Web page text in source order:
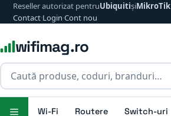
Reseller autorizat pentruUbiquitișiMikroTik
Contact·Login·Cont nou
wifimag.ro
Wi-Fi Routere Switch-uri